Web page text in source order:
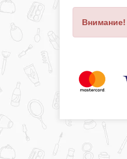
Внимание!